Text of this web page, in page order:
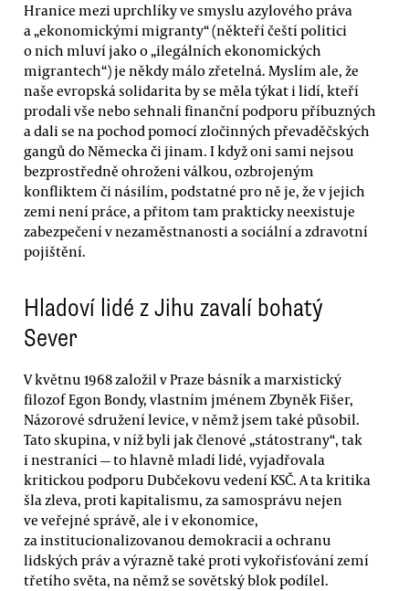
Hranice mezi uprchlíky ve smyslu azylového práva
a „ekonomickými migranty“ (někteří čeští politici
o nich mluví jako o „ilegálních ekonomických
migrantech“) je někdy málo zřetelná. Myslím ale, že
naše evropská solidarita by se měla týkat i lidí, kteří
prodali vše nebo sehnali finanční podporu příbuzných
a dali se na pochod pomocí zločinných převaděčských
gangů do Německa či jinam. I když oni sami nejsou
bezprostředně ohroženi válkou, ozbrojeným
konfliktem či násilím, podstatné pro ně je, že v jejich
zemi není práce, a přitom tam prakticky neexistuje
zabezpečení v nezaměstnanosti a sociální a zdravotní
pojištění.
Hladoví lidé z Jihu zavalí bohatý
Sever
V květnu 1968 založil v Praze básník a marxistický
filozof Egon Bondy, vlastním jménem Zbyněk Fišer,
Názorové sdružení levice, v němž jsem také působil.
Tato skupina, v níž byli jak členové „státostrany“, tak
i nestraníci — to hlavně mladí lidé, vyjadřovala
kritickou podporu Dubčekovu vedení KSČ. A ta kritika
šla zleva, proti kapitalismu, za samosprávu nejen
ve veřejné správě, ale i v ekonomice,
za institucionalizovanou demokracii a ochranu
lidských práv a výrazně také proti vykořisťování zemí
třetího světa, na němž se sovětský blok podílel.